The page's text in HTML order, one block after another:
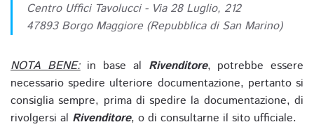
Centro Uffici Tavolucci - Via 28 Luglio, 212
47893 Borgo Maggiore (Repubblica di San Marino)
NOTA BENE:in base al Rivenditore, potrebbe essere
necessario spedire ulteriore documentazione, pertanto si
consiglia sempre, prima di spedire la documentazione, di
rivolgersi al Rivenditore, o di consultarne il sito ufficiale.